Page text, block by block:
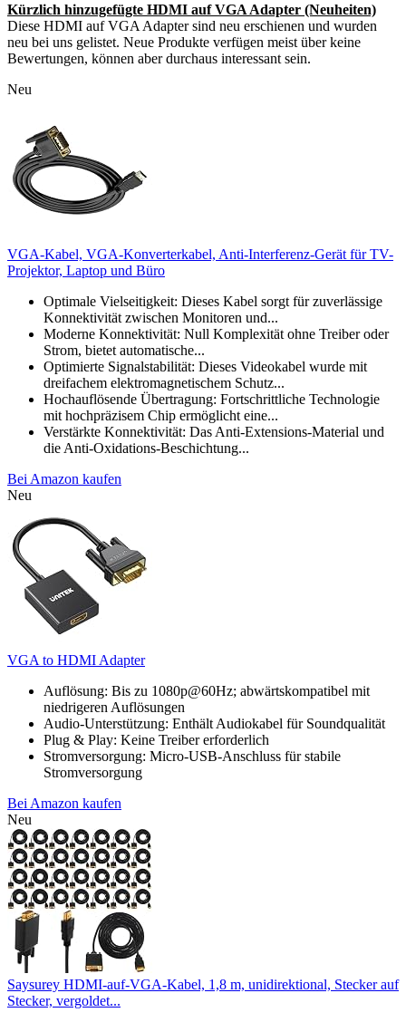
Kürzlich hinzugefügte HDMI auf VGA Adapter (Neuheiten)
Diese HDMI auf VGA Adapter sind neu erschienen und wurden
neu bei uns gelistet. Neue Produkte verfügen meist über keine
Bewertungen, können aber durchaus interessant sein.
Neu
VGA-Kabel, VGA-Konverterkabel, Anti-Interferenz-Gerät für TV-
Projektor, Laptop und Büro
Optimale Vielseitigkeit: Dieses Kabel sorgt für zuverlässige
Konnektivität zwischen Monitoren und...
Moderne Konnektivität: Null Komplexität ohne Treiber oder
Strom, bietet automatische...
Optimierte Signalstabilität: Dieses Videokabel wurde mit
dreifachem elektromagnetischem Schutz...
Hochauflösende Übertragung: Fortschrittliche Technologie
mit hochpräzisem Chip ermöglicht eine...
Verstärkte Konnektivität: Das Anti-Extensions-Material und
die Anti-Oxidations-Beschichtung...
Bei Amazon kaufen
Neu
VGA to HDMI Adapter
Auflösung: Bis zu 1080p@60Hz; abwärtskompatibel mit
niedrigeren Auflösungen
Audio-Unterstützung: Enthält Audiokabel für Soundqualität
Plug & Play: Keine Treiber erforderlich
Stromversorgung: Micro-USB-Anschluss für stabile
Stromversorgung
Bei Amazon kaufen
Neu
Saysurey HDMI-auf-VGA-Kabel, 1,8 m, unidirektional, Stecker auf
Stecker, vergoldet...